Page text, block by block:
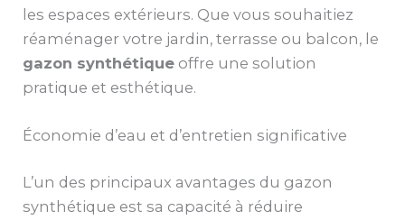
les espaces extérieurs. Que vous souhaitiez
réaménager votre jardin, terrasse ou balcon, le
gazon synthétique offre une solution
pratique et esthétique.
Économie d’eau et d’entretien significative
L’un des principaux avantages du gazon
synthétique est sa capacité à réduire